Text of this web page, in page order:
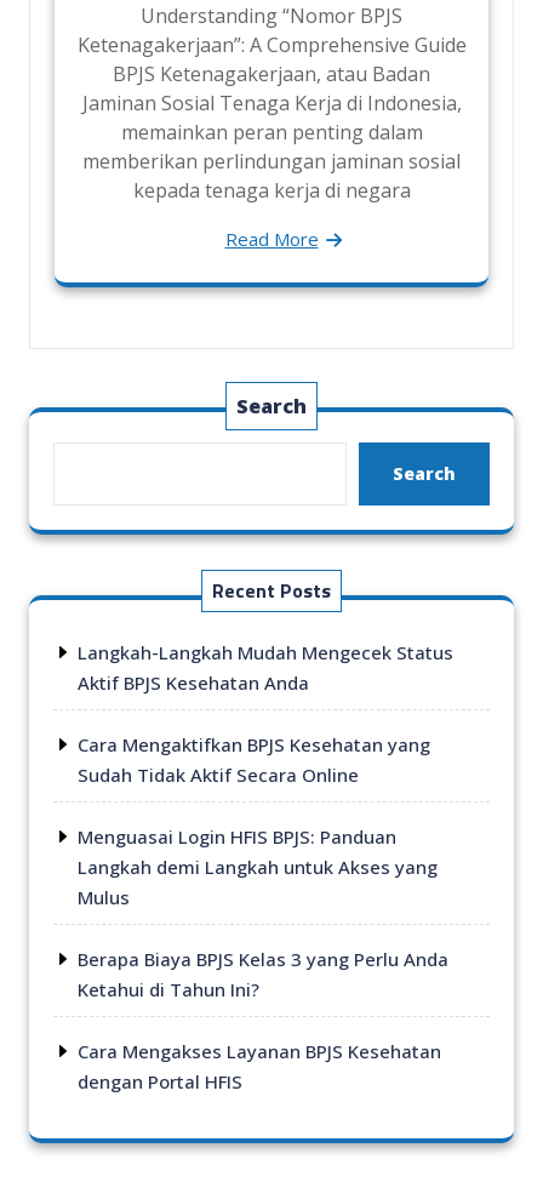
Understanding “Nomor BPJS
Ketenagakerjaan”: A Comprehensive Guide
BPJS Ketenagakerjaan, atau Badan
Jaminan Sosial Tenaga Kerja di Indonesia,
memainkan peran penting dalam
memberikan perlindungan jaminan sosial
kepada tenaga kerja di negara
Read More
Search
Search
Recent Posts
Langkah-Langkah Mudah Mengecek Status
Aktif BPJS Kesehatan Anda
Cara Mengaktifkan BPJS Kesehatan yang
Sudah Tidak Aktif Secara Online
Menguasai Login HFIS BPJS: Panduan
Langkah demi Langkah untuk Akses yang
Mulus
Berapa Biaya BPJS Kelas 3 yang Perlu Anda
Ketahui di Tahun Ini?
Cara Mengakses Layanan BPJS Kesehatan
dengan Portal HFIS